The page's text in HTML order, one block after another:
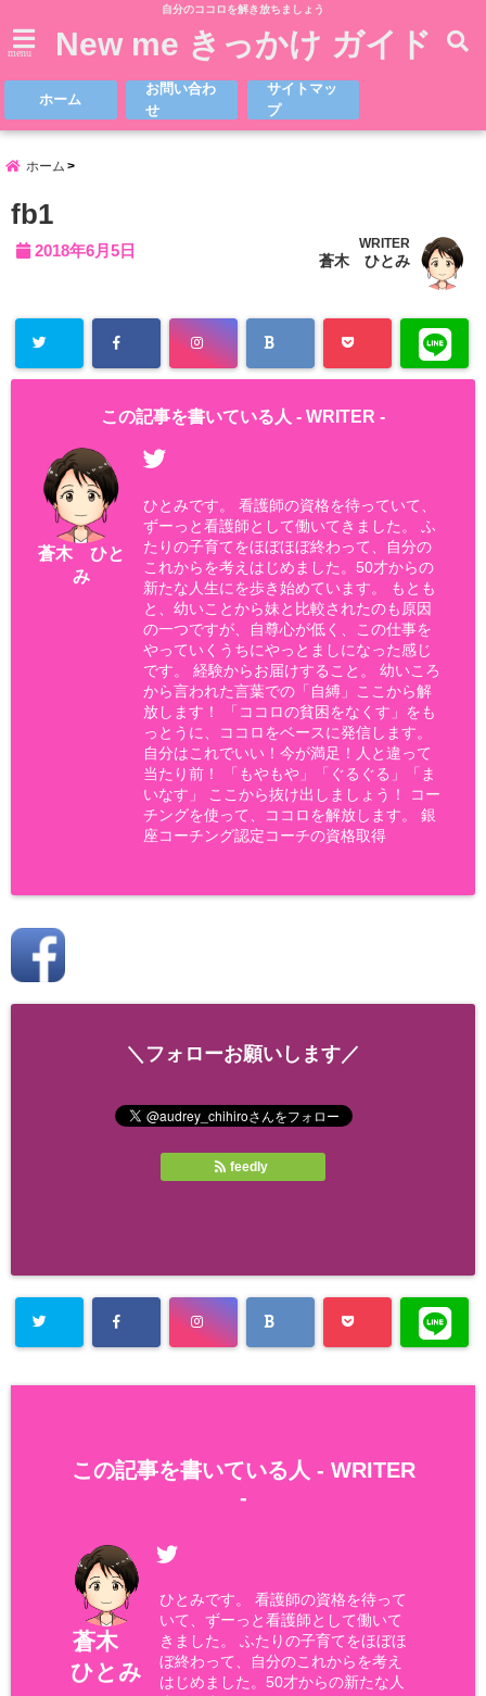
自分のココロを解き放ちましょう
menu New me きっかけ ガイド
ホーム
お問い合わ
せ
サイトマッ
プ
ホーム
fb1
2018年6月5日 WRITER
蒼木 ひとみ
この記事を書いている人 - WRITER -
蒼木 ひと
み
ひとみです。 看護師の資格を待っていて、
ずーっと看護師として働いてきました。 ふ
たりの子育てをほぼほぼ終わって、自分の
これからを考えはじめました。50才からの
新たな人生にを歩き始めています。 もとも
と、幼いことから妹と比較されたのも原因
の一つですが、自尊心が低く、この仕事を
やっていくうちにやっとましになった感じ
です。 経験からお届けすること。 幼いころ
から言われた言葉での「自縛」ここから解
放します！ 「ココロの貧困をなくす」をも
っとうに、ココロをベースに発信します。
自分はこれでいい！今が満足！人と違って
当たり前！ 「もやもや」「ぐるぐる」「ま
いなす」 ここから抜け出しましょう！ コー
チングを使って、ココロを解放します。 銀
座コーチング認定コーチの資格取得
＼フォローお願いします／
feedly
この記事を書いている人 - WRITER
-
蒼木
ひとみ
ひとみです。 看護師の資格を待って
いて、ずーっと看護師として働いて
きました。 ふたりの子育てをほぼほ
ぼ終わって、自分のこれからを考え
はじめました。50才からの新たな人